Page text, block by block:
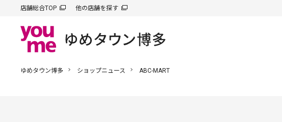
店舗総合TOP 他の店舗を探す
ゆめタウン博多 ショップニュース ABC-MART